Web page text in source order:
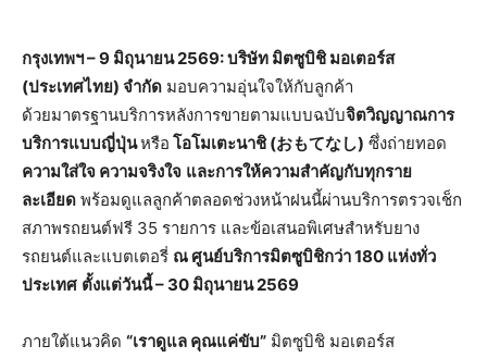
กรุงเทพฯ– 9 มิถุนายน 2569: บริษัท มิตซูบิชิ มอเตอร์ส
(ประเทศไทย) จำกัด มอบความอุ่นใจให้กับลูกค้า
ด้วยมาตรฐานบริการหลังการขายตามแบบฉบับจิตวิญญาณการ
บริการแบบญี่ปุ่นหรือ โอโมเตะนาชิ(おもてなし) ซึ่งถ่ายทอด
ความใส่ใจ ความจริงใจ และการให้ความสำคัญกับทุกราย
ละเอียด พร้อมดูแลลูกค้าตลอดช่วงหน้าฝนนี้ผ่านบริการตรวจเช็ก
สภาพรถยนต์ฟรี 35 รายการ และข้อเสนอพิเศษสำหรับยาง
รถยนต์และแบตเตอรี่ ณ ศูนย์บริการมิตซูบิชิกว่า 180 แห่งทั่ว
ประเทศ ตั้งแต่วันนี้– 30 มิถุนายน 2569
ภายใต้แนวคิด “เราดูแล คุณแค่ขับ” มิตซูบิชิ มอเตอร์ส